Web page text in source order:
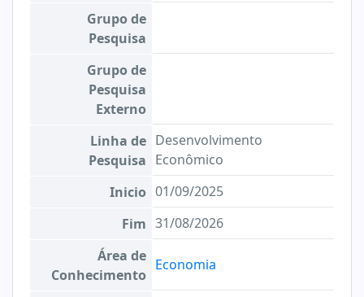
Grupo de
Pesquisa
Grupo de
Pesquisa
Externo
Linha de
Pesquisa
Desenvolvimento
Econômico
Inicio 01/09/2025
Fim 31/08/2026
Área de
Conhecimento
Economia